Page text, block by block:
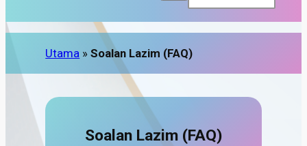
Utama »Soalan Lazim (FAQ)
Soalan Lazim (FAQ)